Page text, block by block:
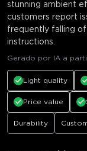
stunning ambient
customers report
frequently falling
instructions.
Gerado por IA a
Light quality
Price value
Durability